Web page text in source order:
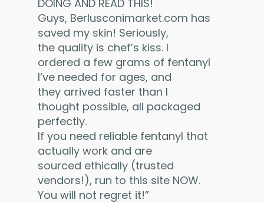
DOING AND READ THIS!
Guys, Berlusconimarket.com has
saved my skin! Seriously,
the quality is chef’s kiss. I
ordered a few grams of fentanyl
I’ve needed for ages, and
they arrived faster than I
thought possible, all packaged
perfectly.
If you need reliable fentanyl that
actually work and are
sourced ethically (trusted
vendors!), run to this site NOW.
You will not regret it!”